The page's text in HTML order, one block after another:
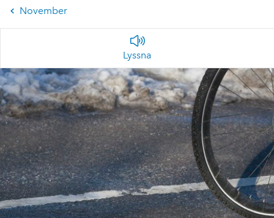
November
Lyssna